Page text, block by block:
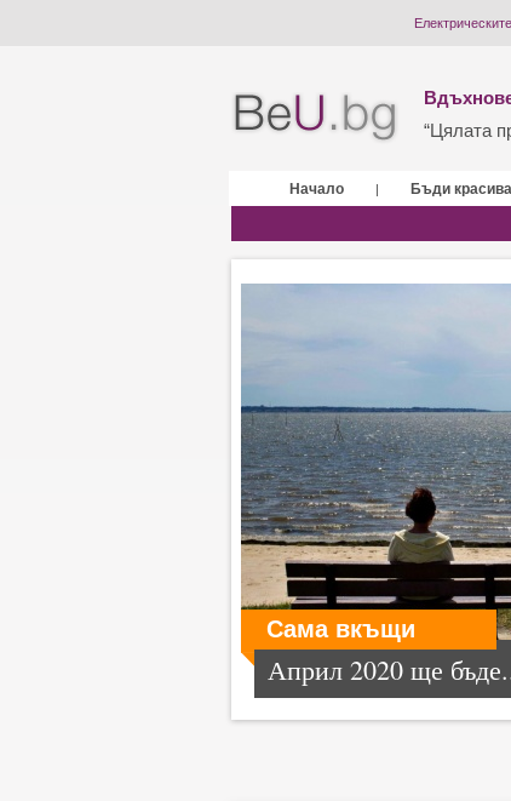
“Цялата
Начало | Бъди красива
Сама вкъщи
Април 2020 ще